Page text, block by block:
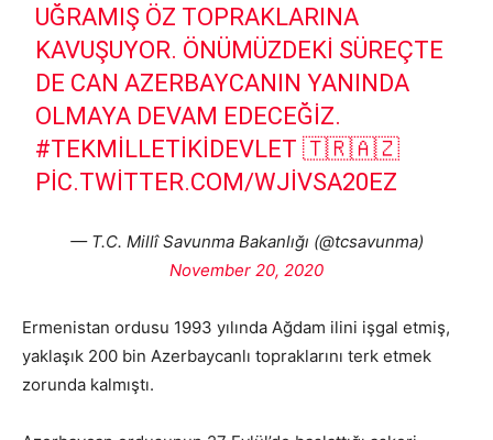
UĞRAMIŞ ÖZ TOPRAKLARINA
KAVUŞUYOR. ÖNÜMÜZDEKI SÜREÇTE
DE CAN AZERBAYCANIN YANINDA
OLMAYA DEVAM EDECEĞIZ.
#TEKMILLETİKIDEVLET 🇹🇷🇦🇿
PIC.TWITTER.COM/WJIVSA20EZ
— T.C. Millî Savunma Bakanlığı (@tcsavunma)
November 20, 2020
Ermenistan ordusu 1993 yılında Ağdam ilini işgal etmiş,
yaklaşık 200 bin Azerbaycanlı topraklarını terk etmek
zorunda kalmıştı.